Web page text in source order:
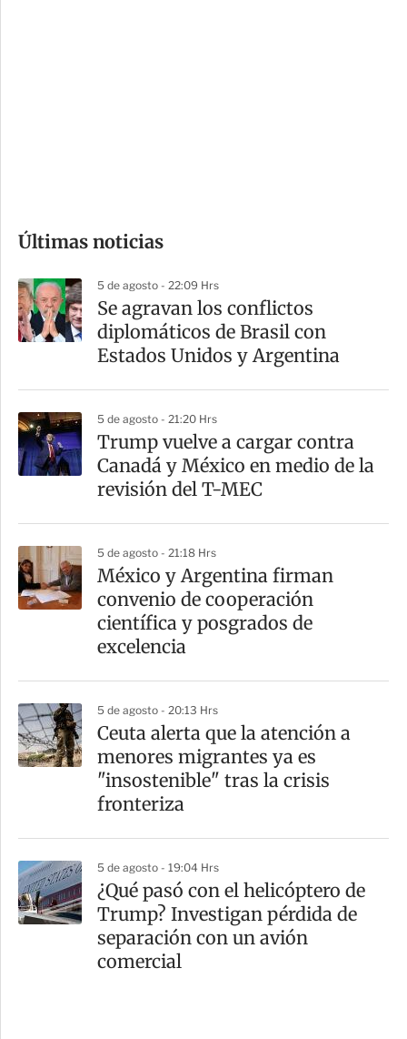
m
a
r
t
Últimas noticias
5 de agosto - 22:09 Hrs
Se agravan los conflictos
diplomáticos de Brasil con
Estados Unidos y Argentina
5 de agosto - 21:20 Hrs
Trump vuelve a cargar contra
Canadá y México en medio de la
revisión del T-MEC
5 de agosto - 21:18 Hrs
México y Argentina firman
convenio de cooperación
científica y posgrados de
excelencia
5 de agosto - 20:13 Hrs
Ceuta alerta que la atención a
menores migrantes ya es
"insostenible" tras la crisis
fronteriza
5 de agosto - 19:04 Hrs
¿Qué pasó con el helicóptero de
Trump? Investigan pérdida de
separación con un avión
comercial